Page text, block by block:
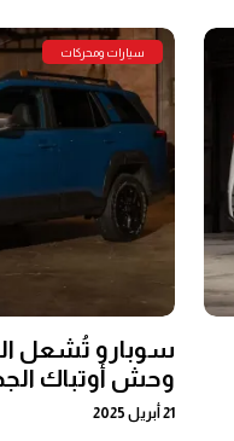
سيارات ومحركات
سوبارو تُشعل
وحش أوتباك
21 أبريل 2025